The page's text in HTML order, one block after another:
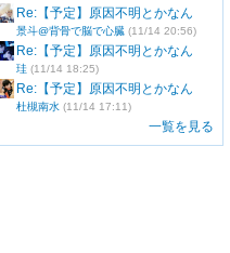
Re:【予定】原因不明とかなん
景斗@背骨で脳で心臓 (11/14 20:56)
Re:【予定】原因不明とかなん
珪 (11/14 18:25)
Re:【予定】原因不明とかなん
杜槻南水 (11/14 17:11)
一覧を見る